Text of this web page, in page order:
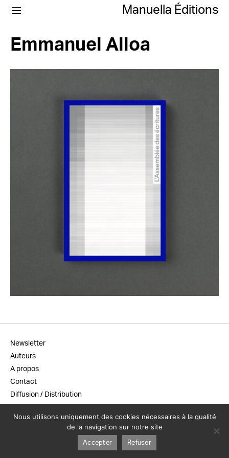
Manuella Éditions
Emmanuel Alloa
Newsletter
Auteurs
A propos
Contact
Diffusion / Distribution
Mentions légales
Nous utilisons uniquement des cookies nécessaires à la qualité
de la navigation sur notre site
Accepter Refuser